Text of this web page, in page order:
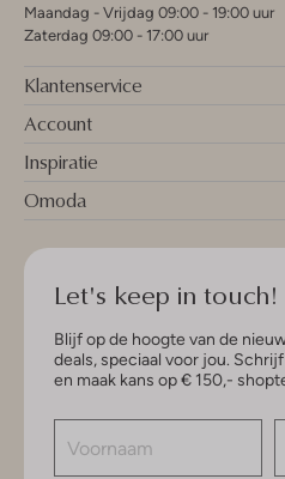
Maandag - Vrijdag 09:00 - 19:00 uur
Zaterdag 09:00 - 17:00 uur
Klantenservice
Account
Inspiratie
Omoda
Let's keep in touch!
Blijf op de hoogte van de
deals, speciaal voor jou.
en maak kans op € 150,-